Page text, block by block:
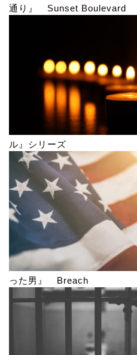
通り』 Sunset Boulevard
ル』シリーズ
った男』 Breach